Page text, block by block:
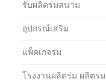
รับผลิตร่มสนาม
อุปกรณ์เสริม
แพ็คเกจร่ม
โรงงานผลิตร่ม ผลิตร่